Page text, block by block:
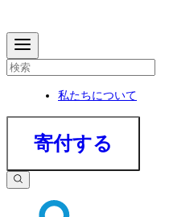
私たちについて
寄付する